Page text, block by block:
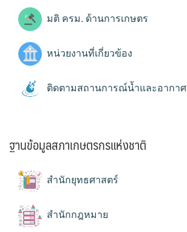
มติ ครม. ด้านการเกษตร
หน่วยงานที่เกี่ยวข้อง
ติดตามสถานการณ์น้ำและอากาศ
ฐานข้อมูลสภาเกษตรกรแห่งชาติ
สำนักยุทธศาสตร์
สำนักกฎหมาย